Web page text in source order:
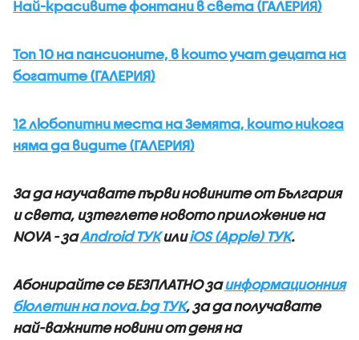
Най-красивите фонтани в света (ГАЛЕРИЯ)
Топ 10 на пансионите, в които учат децата на
богатите (ГАЛЕРИЯ)
12 любопитни места на Земята, които никога
няма да видите (ГАЛЕРИЯ)
За да научавате първи новините от България
и света, изтеглете новото приложение на
NOVA - заAndroid ТУКилиiOS (Apple) ТУК.
Абонирайте се БЕЗПЛАТНО заинформационния
бюлетин на nova.bg ТУК, за да получавате
най-важните новини от деня на